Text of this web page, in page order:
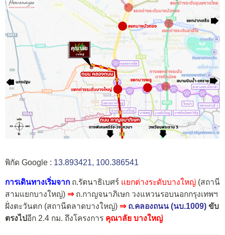
พิกัด Google : 13.893421, 100.386541
การเดินทางเริ่มจาก ถ.รัตนาธิเบศร์ แยกต่างระดับบางใหญ่ (สถานี
สามแยกบางใหญ่) ⇒ ถ.กาญจนาภิเษก วงแหวนรอบนอกกรุงเทพฯ
ฝั่งตะวันตก (สถานีตลาดบางใหญ่) ⇒ ถ.คลองถนน (นบ.1009) ขับ
ตรงไปอีก 2.4 กม. ถึงโครงการ คุณาลัย บางใหญ่